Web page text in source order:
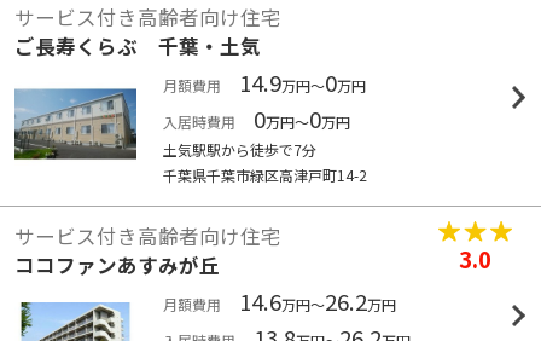
サービス付き高齢者向け住宅
ご長寿くらぶ 千葉・土気
月額費用 14.9万円～0万円
入居時費用
0万円～0万円
土気駅駅から徒歩で7分
千葉県千葉市緑区高津戸町14-2
サービス付き高齢者向け住宅
ココファンあすみが丘
3.0
月額費用 14.6万円～26.2万円